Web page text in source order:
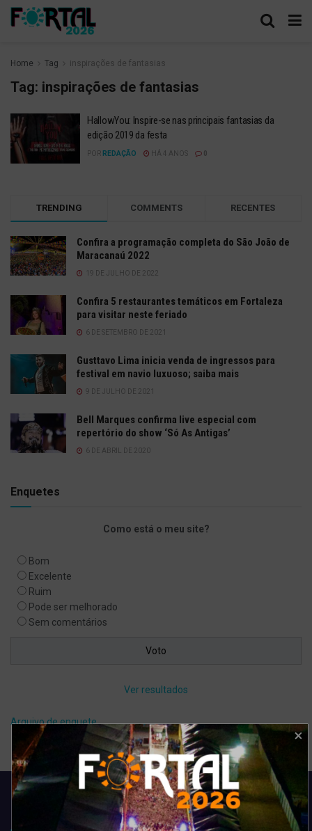
Home Tag inspirações de fantasias
Tag: inspirações de fantasias
HallowYou: Inspire-se nas principais fantasias da
edição 2019 da festa
POR REDAÇÃO HÁ 4 ANOS
TRENDING COMMENTS RECENTES
Confira a programação completa do São João de
Maracanaú 2022
19 DE JULHO DE 2022
Confira 5 restaurantes temáticos em Fortaleza
para visitar neste feriado
6 DE SETEMBRO DE 2021
Gusttavo Lima inicia venda de ingressos para
festival em navio luxuoso; saiba mais
9 DE JULHO DE 2021
Bell Marques confirma live especial com
repertório do show ‘Só As Antigas’
6 DE ABRIL DE 2020
Enquetes
Como está o meu site?
Bom
Excelente
Ruim
Pode ser melhorado
Sem comentários
Ver resultados
Arquivo de enquete